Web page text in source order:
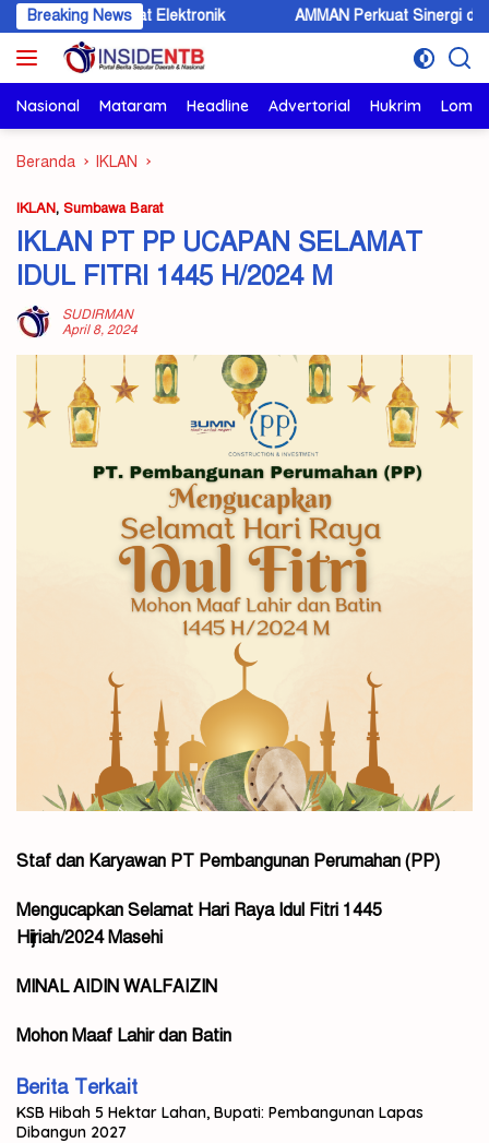
Langsung
ke
konten
Breaking News
Elektronik AMMAN Perkuat Sinergi dan
Nasional Mataram Headline Advertorial Hukrim
Beranda IKLAN
IKLAN, Sumbawa Barat
IKLAN PT PP UCAPAN SELAMAT
IDUL FITRI 1445 H/2024 M
SUDIRMAN
April 8, 2024
Staf dan Karyawan PT Pembangunan Perumahan (PP)
Mengucapkan Selamat Hari Raya Idul Fitri 1445
Hijriah/2024 Masehi
MINAL AIDIN WALFAIZIN
Mohon Maaf Lahir dan Batin
Berita Terkait
KSB Hibah 5 Hektar Lahan, Bupati: Pembangunan Lapas
Dibangun 2027